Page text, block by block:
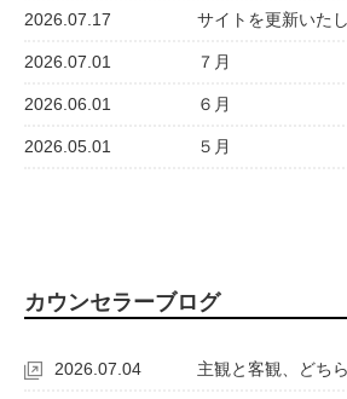
2026.07.17 サイトを更新いた
2026.07.01 ７月
2026.06.01 ６月
2026.05.01 ５月
カウンセラーブログ
2026.07.04 主観と客観、どち